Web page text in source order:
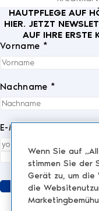
HAUTPFLEGE AUF
HIER. JETZT
AUF IHRE ERSTE
Vorname *
Nachname *
E-Mail *
Ich akzeptiere die
Wenn Sie auf
stimmen Sie der
Gerät zu, um die
die